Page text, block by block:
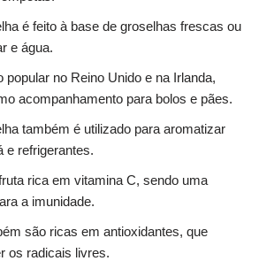
é feito à base de groselhas frescas ou
e água.
popular no Reino Unido e na Irlanda,
acompanhamento para bolos e pães.
também é utilizado para aromatizar
e refrigerantes.
rica em vitamina C, sendo uma
a imunidade.
são ricas em antioxidantes, que
os radicais livres.